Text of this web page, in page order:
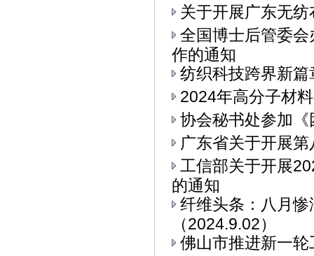
关于开展广东无
全国博士后管委
作的通知
纺织科技跨界新
2024年高分子材
协会秘书处参加
广东省关于开展
工信部关于开展
的通知
纤维头条：八月
（2024.9.02）
佛山市推进新一